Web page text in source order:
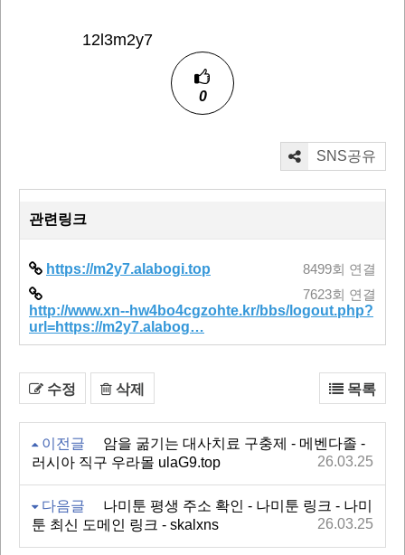
12l3m2y7
0
SNS공유
관련링크
https://m2y7.alabogi.top 8499회 연결
http://www.xn--hw4bo4cgzohte.kr/bbs/logout.php?
url=https://m2y7.alabog…
7623회 연결
수정 삭제 목록
이전글
암을 굶기는 대사치료 구충제 - 메벤다졸 -
러시아 직구 우라몰 ulaG9.top
26.03.25
다음글
나미툰 평생 주소 확인 - 나미툰 링크 - 나미
툰 최신 도메인 링크 - skalxns
26.03.25